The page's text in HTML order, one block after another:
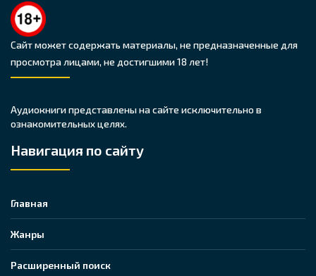
Сайт может содержать материалы, не предназначенные для
просмотра лицами, не достигшими 18 лет!
Аудиокниги представлены на сайте исключительно в
ознакомительных целях.
Навигация по сайту
Главная
Жанры
Расширенный поиск